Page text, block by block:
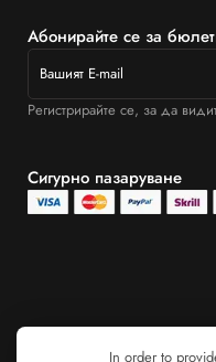
Абонирайте се за
Регистрирайте се, за да
Сигурно пазаруване
In order to